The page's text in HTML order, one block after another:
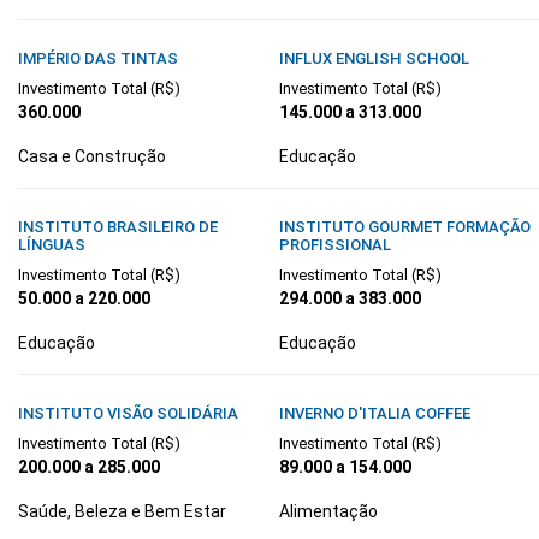
IMPÉRIO DAS TINTAS
Investimento Total (R$)
360.000
Casa e Construção
INFLUX ENGLISH SCHOOL
Investimento Total (R$)
145.000 a 313.000
Educação
INSTITUTO BRASILEIRO DE
LÍNGUAS
Investimento Total (R$)
50.000 a 220.000
Educação
INSTITUTO GOURMET FORMAÇÃO
PROFISSIONAL
Investimento Total (R$)
294.000 a 383.000
Educação
INSTITUTO VISÃO SOLIDÁRIA
Investimento Total (R$)
200.000 a 285.000
Saúde, Beleza e Bem Estar
INVERNO D'ITALIA COFFEE
Investimento Total (R$)
89.000 a 154.000
Alimentação